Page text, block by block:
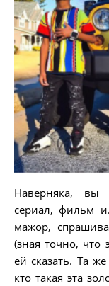
Наверняка, вы
сериал, фильм
мажор,
(зная точно, что
ей сказать. Та
кто такая эта